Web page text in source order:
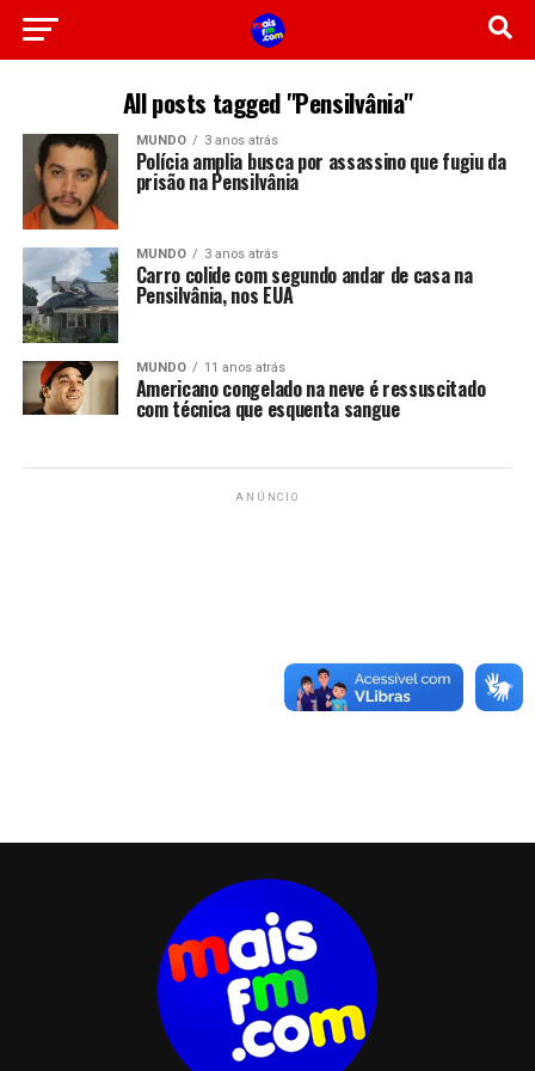
All posts tagged "Pensilvânia"
MUNDO 3 anos atrás
Polícia amplia busca por assassino que fugiu da
prisão na Pensilvânia
MUNDO 3 anos atrás
Carro colide com segundo andar de casa na
Pensilvânia, nos EUA
MUNDO 11 anos atrás
Americano congelado na neve é ressuscitado
com técnica que esquenta sangue
ANÚNCIO